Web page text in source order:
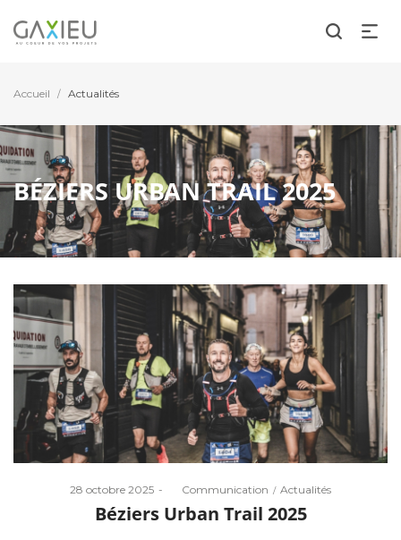
Accueil / Actualités
BÉZIERS URBAN TRAIL 2025
Posted
28 octobre 2025 Communication
Posted
in
Actualités
Béziers Urban Trail 2025